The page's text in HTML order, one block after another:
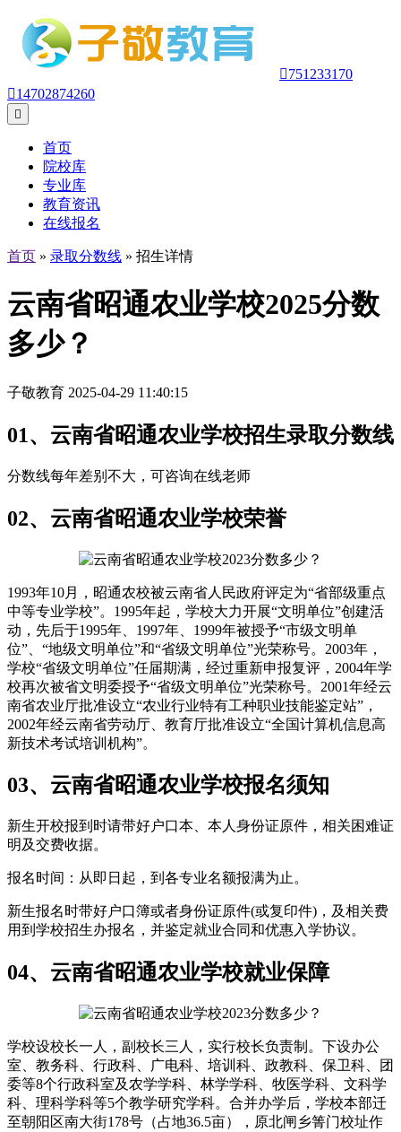
751233170
14702874260

首页
院校库
专业库
教育资讯
在线报名
首页 » 录取分数线 » 招生详情
云南省昭通农业学校2025分数
多少？
子敬教育 2025-04-29 11:40:15
01、云南省昭通农业学校招生录取分数线
分数线每年差别不大，可咨询在线老师
02、云南省昭通农业学校荣誉
1993年10月，昭通农校被云南省人民政府评定为“省部级重点
中等专业学校”。1995年起，学校大力开展“文明单位”创建活
动，先后于1995年、1997年、1999年被授予“市级文明单
位”、“地级文明单位”和“省级文明单位”光荣称号。2003年，
学校“省级文明单位”任届期满，经过重新申报复评，2004年学
校再次被省文明委授予“省级文明单位”光荣称号。2001年经云
南省农业厅批准设立“农业行业特有工种职业技能鉴定站”，
2002年经云南省劳动厅、教育厅批准设立“全国计算机信息高
新技术考试培训机构”。
03、云南省昭通农业学校报名须知
新生开校报到时请带好户口本、本人身份证原件，相关困难证
明及交费收据。
报名时间：从即日起，到各专业名额报满为止。
新生报名时带好户口簿或者身份证原件(或复印件)，及相关费
用到学校招生办报名，并鉴定就业合同和优惠入学协议。
04、云南省昭通农业学校就业保障
学校设校长一人，副校长三人，实行校长负责制。下设办公
室、教务科、行政科、广电科、培训科、政教科、保卫科、团
委等8个行政科室及农学学科、林学学科、牧医学科、文科学
科、理科学科等5个教学研究学科。合并办学后，学校本部迁
至朝阳区南大街178号（占地36.5亩），原北闸乡箐门校址作